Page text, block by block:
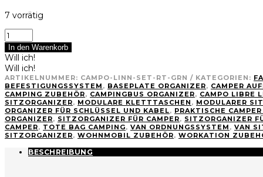
7 vorrätig
Campo
Libre
LINN
Roadtrip
Sitzorganizer
(Olive)
Menge
In den Warenkorb
Will ich!
Will ich!
ARTIKELNUMMER: CAMPO-LINN-SET-RT-GRN KATEGORIEN:
BEFESTIGUNGSSYSTEM , BASEPLATE ORGANIZER, CAMPER
CAMPING ZUBEHÖR, CAMPINGBUS ORGANIZER, CAMPO LIBRE
SITZORGANIZER, MODULARE KLETTTASCHEN , MODULARER
ORGANIZER FÜR SCHLÜSSEL UND KABEL, PRAKTISCHE
ORGANIZER, SITZORGANIZER FÜR CAMPER, SITZORGANIZER
CAMPER, TOTE BAG CAMPING, VAN ORDNUNGSSYSTEM , VAN
SITZORGANIZER, WOHNMOBIL ZUBEHÖR, WORKATION
BESCHREIBUNG